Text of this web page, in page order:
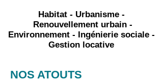
Habitat - Urbanisme -
Renouvellement urbain -
Environnement - Ingénierie sociale -
Gestion locative
NOS ATOUTS